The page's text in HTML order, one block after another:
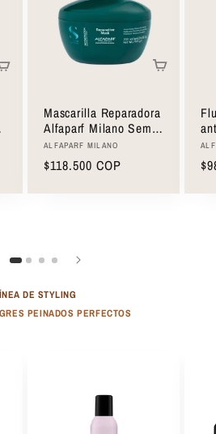
Mascarilla Reparadora
Alfaparf Milano Semi
Di Lino Reparative
Mask 200ml
Proveedor:
ALFAPARF MILANO
Precio
$118.500 COP
DE STYLING
PEINADOS PERFECTOS